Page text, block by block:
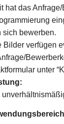
hat das
sich bewerben.
Bilder verfügen
unter